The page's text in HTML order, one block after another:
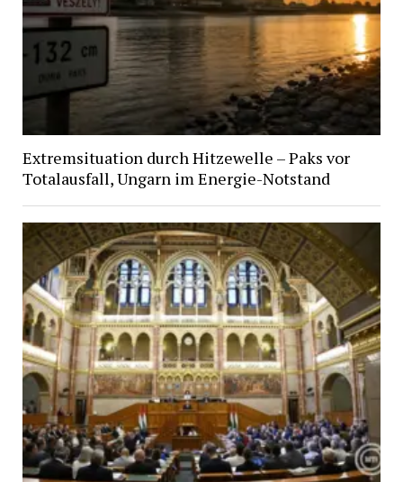
Extremsituation durch Hitzewelle – Paks vor
Totalausfall, Ungarn im Energie-Notstand